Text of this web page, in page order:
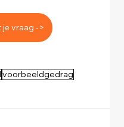
je vraag ->
voorbeeldgedrag